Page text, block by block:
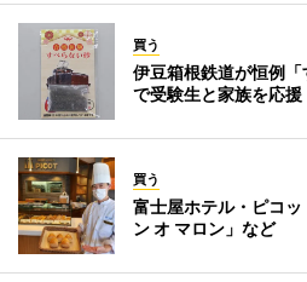
買う
伊豆箱根鉄道が恒例
で受験生と家族を応援
買う
富士屋ホテル・ピコ
ン オ マロン」など